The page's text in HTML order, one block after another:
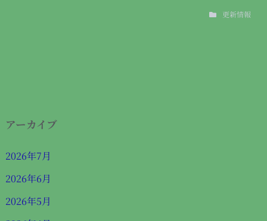
更新情報
アーカイブ
2026年7月
2026年6月
2026年5月